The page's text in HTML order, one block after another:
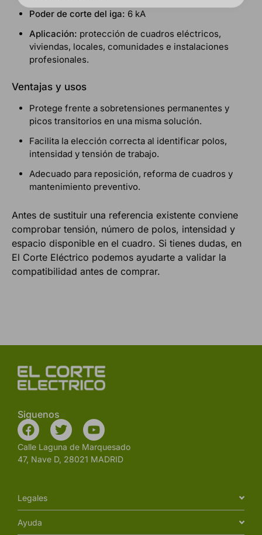
Poder de corte del iga: 6 kA
Aplicación: protección de cuadros eléctricos,
viviendas, locales, comunidades e instalaciones
profesionales.
Ventajas y usos
Protege frente a sobretensiones permanentes y
picos transitorios en una misma solución.
Facilita la elección correcta al identificar polos,
intensidad y tensión de trabajo.
Adecuado para reposición, reforma de cuadros y
mantenimiento preventivo.
Antes de sustituir una referencia existente conviene
comprobar tensión, número de polos, intensidad y
espacio disponible en el cuadro. Si tienes dudas, en
El Corte Eléctrico podemos ayudarte a validar la
compatibilidad antes de comprar.
Siguenos
Calle Laguna de Marquesado
47, Nave D, 28021 MADRID
Legales
Ayuda